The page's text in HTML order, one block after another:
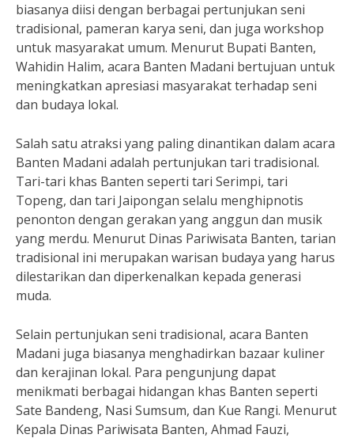
biasanya diisi dengan berbagai pertunjukan seni
tradisional, pameran karya seni, dan juga workshop
untuk masyarakat umum. Menurut Bupati Banten,
Wahidin Halim, acara Banten Madani bertujuan untuk
meningkatkan apresiasi masyarakat terhadap seni
dan budaya lokal.
Salah satu atraksi yang paling dinantikan dalam acara
Banten Madani adalah pertunjukan tari tradisional.
Tari-tari khas Banten seperti tari Serimpi, tari
Topeng, dan tari Jaipongan selalu menghipnotis
penonton dengan gerakan yang anggun dan musik
yang merdu. Menurut Dinas Pariwisata Banten, tarian
tradisional ini merupakan warisan budaya yang harus
dilestarikan dan diperkenalkan kepada generasi
muda.
Selain pertunjukan seni tradisional, acara Banten
Madani juga biasanya menghadirkan bazaar kuliner
dan kerajinan lokal. Para pengunjung dapat
menikmati berbagai hidangan khas Banten seperti
Sate Bandeng, Nasi Sumsum, dan Kue Rangi. Menurut
Kepala Dinas Pariwisata Banten, Ahmad Fauzi,